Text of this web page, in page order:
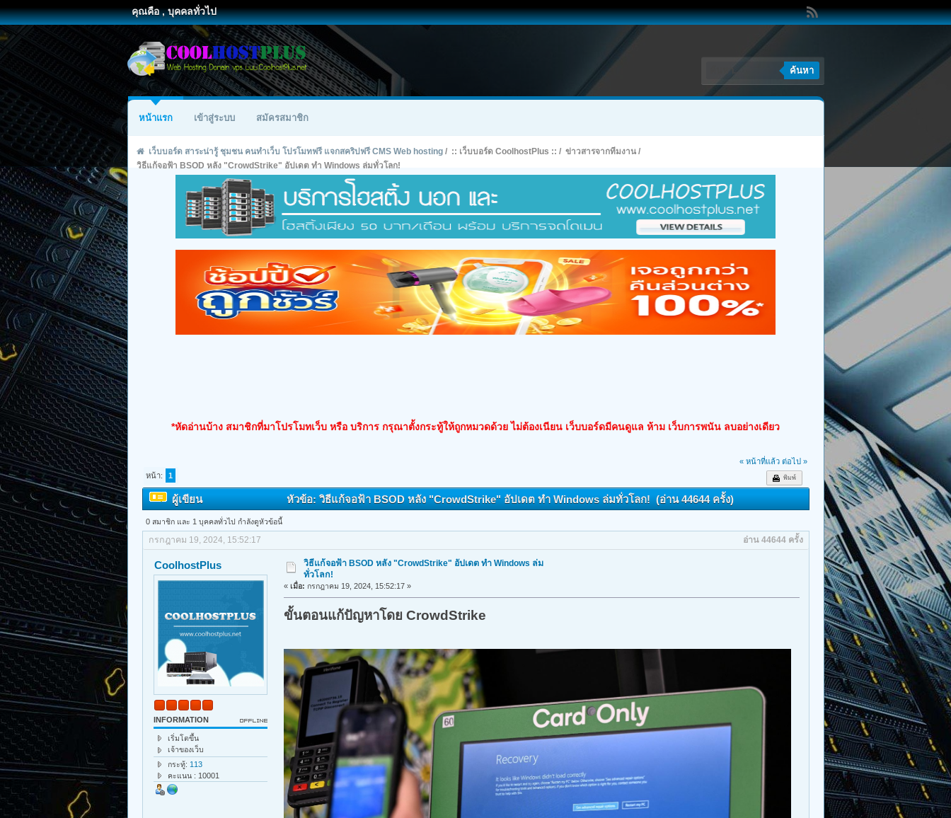
คุณคือ , บุคคลทั่วไป
ค้นหา
หน้าแรก เข้าสู่ระบบ สมัครสมาชิก
เว็บบอร์ด สาระน่ารู้ ชุมชน คนทำเว็บ โปรโมทฟรี แจกสคริปฟรี CMS Web hosting/ :: เว็บบอร์ด CoolhostPlus :: / ข่าวสารจากทีมงาน/
วิธีแก้จอฟ้า BSOD หลัง "CrowdStrike" อัปเดต ทำ Windows ล่มทั่วโลก!
*หัดอ่านบ้าง สมาชิกที่มาโปรโมทเว็บ หรือ บริการ กรุณาตั้งกระทู้ให้ถูกหมวดด้วย ไม่ต้องเนียน เว็บบอร์ดมีคนดูแล ห้าม เว็บการพนัน ลบอย่างเดียว
« หน้าที่แล้ว ต่อไป »
พิมพ์
หน้า: 1
ผู้เขียน หัวข้อ: วิธีแก้จอฟ้า BSOD หลัง "CrowdStrike" อัปเดต ทำ Windows ล่มทั่วโลก! (อ่าน 44644 ครั้ง)
0 สมาชิก และ 1 บุคคลทั่วไป กำลังดูหัวข้อนี้
กรกฎาคม 19, 2024, 15:52:17 อ่าน 44644 ครั้ง
CoolhostPlus
INFORMATION
เริ่มโตขึ้น
เจ้าของเว็บ
กระทู้: 113
คะแนน : 10001
วิธีแก้จอฟ้า BSOD หลัง "CrowdStrike" อัปเดต ทำ Windows ล่ม
ทั่วโลก!
«เมื่อ: กรกฎาคม 19, 2024, 15:52:17 »
ขั้นตอนแก้ปัญหาโดย CrowdStrike